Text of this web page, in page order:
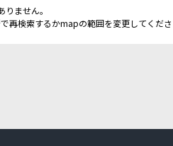
りません。
再検索するかmapの範囲を変更してくださ